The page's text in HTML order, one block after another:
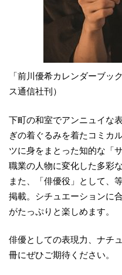
「前川優希カレンダーブッ
ス通信社刊）
下町の和室でアンニュイな
ぎの着ぐるみを着たコミカ
ツに身をまとった知的な「
職業の人物に変化した多彩
また、「俳優役」として、
掲載。シチュエーションに
がたっぷりと楽しめます。
俳優としての表現力、ナチ
冊にぜひご期待ください。